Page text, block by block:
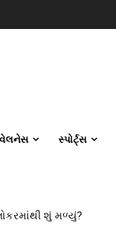
સ્પોર્ટ્સ
શું મળ્યું?